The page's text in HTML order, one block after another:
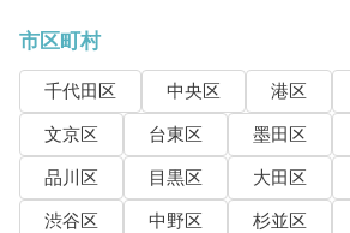
市区町村
千代田区 中央区 港区
文京区
台東区 墨田区
品川区
目黒区 大田区
渋谷区
中野区 杉並区